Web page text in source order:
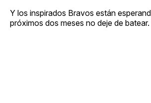
Y los inspirados Bravos están
próximos dos meses no deje de batear.